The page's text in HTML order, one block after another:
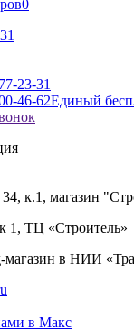
0
23-31
46-62Единый
к.1, магазин
1, ТЦ «Строитель»
магазин в НИИ